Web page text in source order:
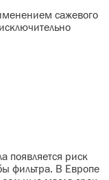
сажевого
появляется риск
фильтра. В Европе